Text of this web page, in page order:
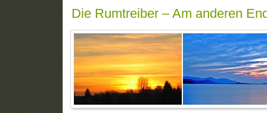
Die Rumtreiber – Am anderen